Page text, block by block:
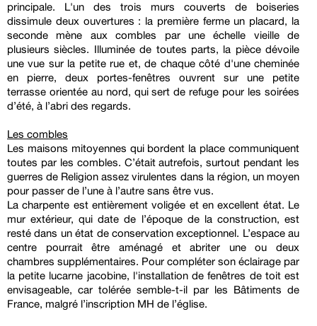
principale. L'un des trois murs couverts de boiseries
dissimule deux ouvertures : la première ferme un placard, la
seconde mène aux combles par une échelle vieille de
plusieurs siècles. Illuminée de toutes parts, la pièce dévoile
une vue sur la petite rue et, de chaque côté d'une cheminée
en pierre, deux portes-fenêtres ouvrent sur une petite
terrasse orientée au nord, qui sert de refuge pour les soirées
d’été, à l’abri des regards.
Les combles
Les maisons mitoyennes qui bordent la place communiquent
toutes par les combles. C’était autrefois, surtout pendant les
guerres de Religion assez virulentes dans la région, un moyen
pour passer de l’une à l’autre sans être vus.
La charpente est entièrement voligée et en excellent état. Le
mur extérieur, qui date de l’époque de la construction, est
resté dans un état de conservation exceptionnel. L’espace au
centre pourrait être aménagé et abriter une ou deux
chambres supplémentaires. Pour compléter son éclairage par
la petite lucarne jacobine, l'installation de fenêtres de toit est
envisageable, car tolérée semble-t-il par les Bâtiments de
France, malgré l’inscription MH de l’église.